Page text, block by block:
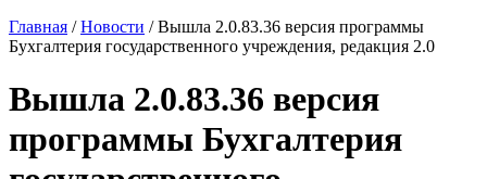
Главная /Новости /Вышла 2.0.83.36 версия программы
Бухгалтерия государственного учреждения, редакция 2.0
Вышла 2.0.83.36 версия
программы Бухгалтерия